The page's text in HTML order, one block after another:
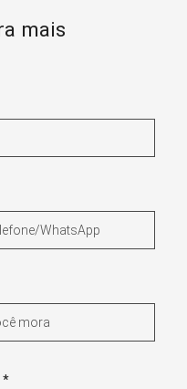
mais
*